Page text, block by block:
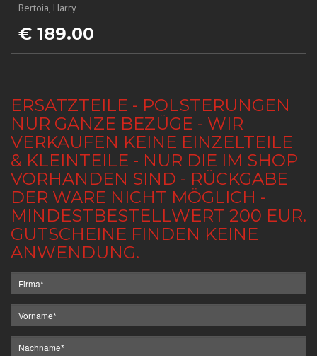
Bertoia, Harry
€ 189.00
ERSATZTEILE - POLSTERUNGEN
NUR GANZE BEZÜGE - WIR
VERKAUFEN KEINE EINZELTEILE
& KLEINTEILE - NUR DIE IM SHOP
VORHANDEN SIND - RÜCKGABE
DER WARE NICHT MÖGLICH -
MINDESTBESTELLWERT 200 EUR.
GUTSCHEINE FINDEN KEINE
ANWENDUNG.